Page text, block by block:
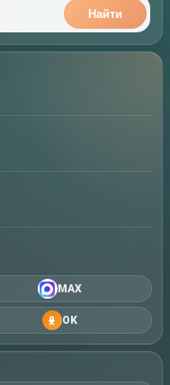
Найти
MAX
OK